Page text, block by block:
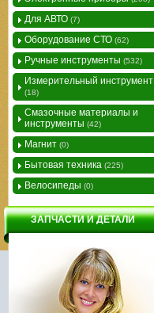
Для АВТО (7)
Оборудование СТО (62)
Ручные инструменты (532)
Измерительный инструмент
(18)
Смазочные материалы и
инструменты (42)
Магнит (0)
Бытовая техника (225)
Велосипеды (0)
ЗАПЧАСТИ И ДЕТАЛИ